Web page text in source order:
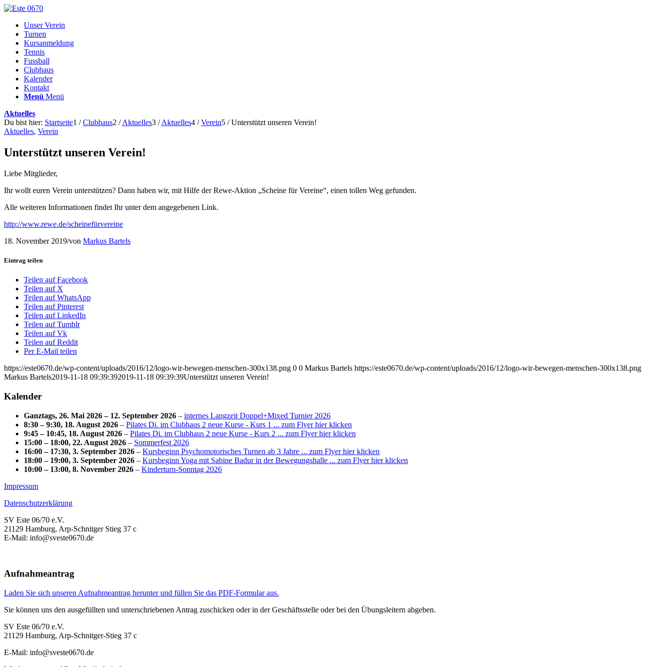
Unser Verein
Turnen
Kursanmeldung
Tennis
Fussball
Clubhaus
Kalender
Kontakt
Menü Menü
Aktuelles
Du bist hier: Startseite1 / Clubhaus2 / Aktuelles3 / Aktuelles4 / Verein5 / Unterstützt unseren Verein!
Aktuelles, Verein
Unterstützt unseren Verein!
Liebe Mitglieder,
Ihr wollt euren Verein unterstützen? Dann haben wir, mit Hilfe der Rewe-Aktion „Scheine für Vereine“, einen tollen Weg gefunden.
Alle weiteren Informationen findet Ihr unter dem angegebenen Link.
http://www.rewe.de/scheinefürvereine
18. November 2019/von Markus Bartels
Eintrag teilen
Teilen auf Facebook
Teilen auf X
Teilen auf WhatsApp
Teilen auf Pinterest
Teilen auf LinkedIn
Teilen auf Tumblr
Teilen auf Vk
Teilen auf Reddit
Per E-Mail teilen
https://este0670.de/wp-content/uploads/2016/12/logo-wir-bewegen-menschen-300x138.png 0 0 Markus Bartels https://este0670.de/wp-content/uploads/2016/12/logo-wir-bewegen-menschen-300x138.png
Markus Bartels2019-11-18 09:39:392019-11-18 09:39:39Unterstützt unseren Verein!
Kalender
Ganztags, 26. Mai 2026 – 12. September 2026 – internes Langzeit Doppel+Mixed Turnier 2026
8:30 – 9:30, 18. August 2026 – Pilates Di. im Clubhaus 2 neue Kurse - Kurs 1 ... zum Flyer hier klicken
9:45 – 10:45, 18. August 2026 – Pilates Di. im Clubhaus 2 neue Kurse - Kurs 2 ... zum Flyer hier klicken
15:00 – 18:00, 22. August 2026 – Sommerfest 2026
16:00 – 17:30, 3. September 2026 – Kursbeginn Psychomotorisches Turnen ab 3 Jahre ... zum Flyer hier klicken
18:00 – 19:00, 3. September 2026 – Kursbeginn Yoga mit Sabine Badur in der Bewegungshalle ... zum Flyer hier klicken
10:00 – 13:00, 8. November 2026 – Kinderturn-Sonntag 2026
Impressum
Datenschutzerklärung
SV Este 06/70 e.V.
21129 Hamburg, Arp-Schnitger Stieg 37 c
E-Mail: info@sveste0670.de
Aufnahmeantrag
Laden Sie sich unseren Aufnahmeantrag herunter und füllen Sie das PDF-Formular aus.
Sie können uns den ausgefüllten und unterschriebenen Antrag zuschicken oder in der Geschäftsstelle oder bei den Übungsleitern abgeben.
SV Este 06/70 e.V.
21129 Hamburg, Arp-Schnitger-Stieg 37 c
E-Mail: info@sveste0670.de